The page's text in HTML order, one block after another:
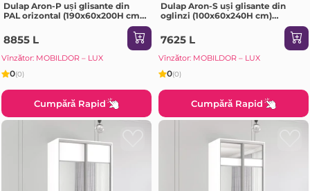
Dulap Aron-P uși glisante din
PAL orizontal (190x60x200H cm)
8855 L
Vînzător: MOBILDOR – LUX
0(0)
Cumpără Rapid
Dulap Aron-S uși glisante din
oglinzi (100x60x240H cm)
7625 L
Vînzător: MOBILDOR – LUX
0(0)
Cumpără Rapid